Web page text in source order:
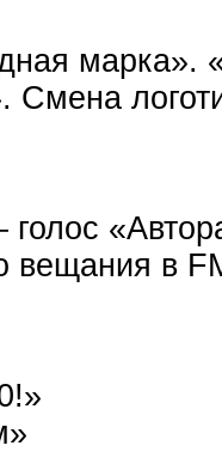
марка».
Смена
голос
вещания в